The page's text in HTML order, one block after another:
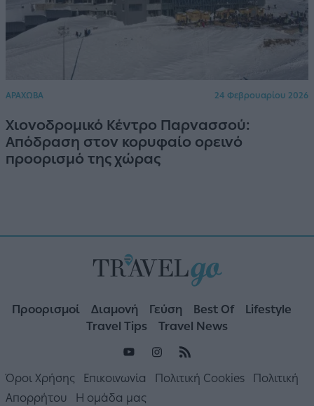
ΑΡΑΧΩΒΑ 24 Φεβρουαρίου 2026
Χιονοδρομικό Κέντρο Παρνασσού:
Απόδραση στον κορυφαίο ορεινό
προορισμό της χώρας
Προορισμοί Διαμονή Γεύση Best Of
Lifestyle
Travel Tips
Travel News
Όροι Χρήσης Επικοινωνία Πολιτική Cookies
Πολιτική
Απορρήτου
Η ομάδα μας